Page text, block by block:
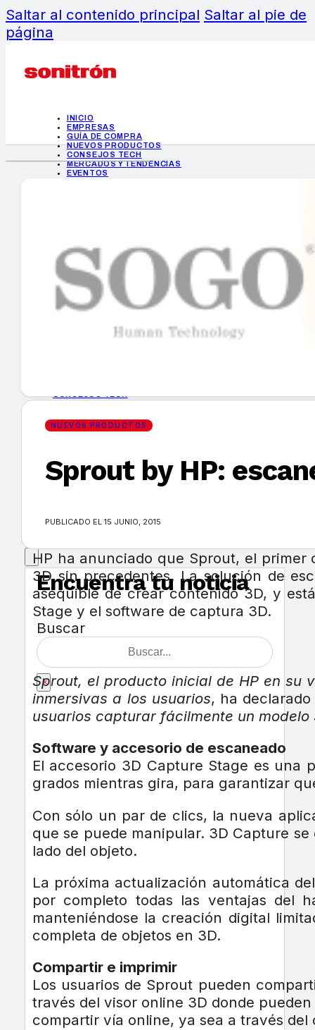
Saltar al contenido principal Saltar al pie de
página
INICIO
EMPRESAS
GUÍA DE COMPRA
NUEVOS PRODUCTOS
CONSEJOS TECH
MERCADOS Y TENDENCIAS
EVENTOS
INICIO
EMPRESAS
GUÍA DE COMPRA
MERCADOS Y TENDENCIAS
Encuentra tu noticia
Buscar
×
NUEVOS PRODUCTOS
Sprout by HP:
PUBLICADO EL 15 JUNIO, 2015
HP ha anunciado que Sprout, el
3D sin precedentes. La solución de
asequible de crear contenido 3D, y
Stage y el software de captura 3D.
Sprout, el producto inicial de HP en su
inmersivas a los usuarios, ha
usuarios capturar fácilmente un
Software y accesorio de escaneado
El accesorio 3D Capture Stage es una
grados mientras gira, para garantizar
Con sólo un par de clics, la nueva
que se puede manipular. 3D Capture
lado del objeto.
La próxima actualización automática
por completo todas las ventajas del
manteniéndose la creación digital
completa de objetos en 3D.
Compartir e imprimir
Los usuarios de Sprout pueden
través del visor online 3D donde
compartir vía online, ya sea a través